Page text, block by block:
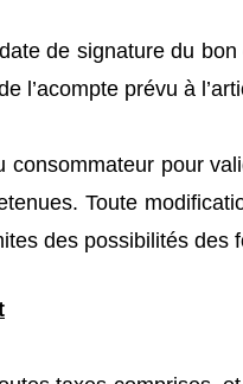
de signature du
l’acompte prévu à
pour
Toute
des possibilités